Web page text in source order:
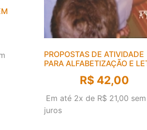
PROPOSTAS DE ATIVIDADE
PARA ALFABETIZAÇÃO E
R$ 42,00
Em até 2x de R$ 21,00 sem
juros